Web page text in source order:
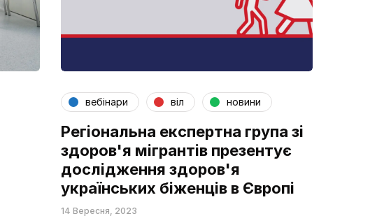
вебінари віл новини
Регіональна експертна група зі
здоров'я мігрантів презентує
дослідження здоров'я
українських біженців в Європі
14 Вересня, 2023